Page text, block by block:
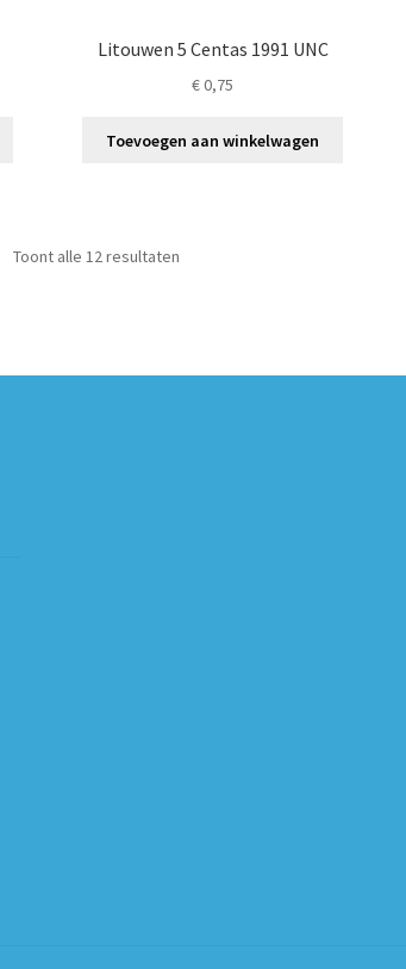
Litouwen 5 Centas 1991 UNC
€0,75
Toevoegen aan winkelwagen
Toont alle 12 resultaten